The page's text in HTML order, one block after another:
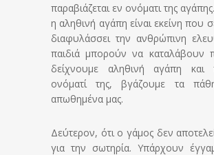
παραβιάζεται εν ονόματι της
η αληθινή αγάπη είναι εκείνη που
διαφυλάσσει την ανθρώπινη
παιδιά μπορούν να καταλάβουν
δείχνουμε αληθινή αγάπη και
ονόματί της, βγάζουμε τα
απωθημένα μας.
Δεύτερον, ότι ο γάμος δεν
για την σωτηρία. Υπάρχουν